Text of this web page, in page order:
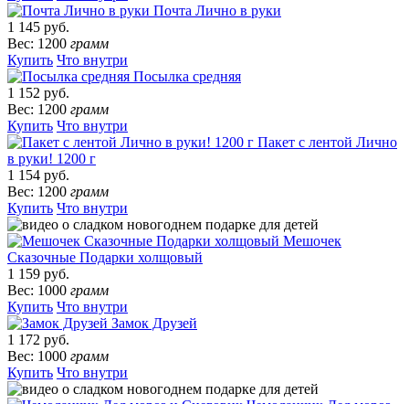
Почта Лично в руки
1 145 руб.
Вес: 1200 грамм
Купить Что внутри
Посылка средняя
1 152 руб.
Вес: 1200 грамм
Купить Что внутри
Пакет с лентой Лично
в руки! 1200 г
1 154 руб.
Вес: 1200 грамм
Купить Что внутри
Мешочек
Сказочные Подарки холщовый
1 159 руб.
Вес: 1000 грамм
Купить Что внутри
Замок Друзей
1 172 руб.
Вес: 1000 грамм
Купить Что внутри